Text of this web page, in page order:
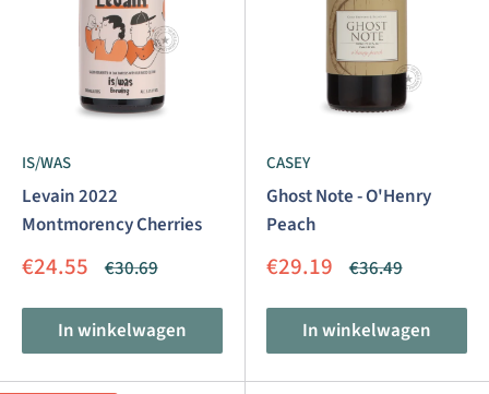
IS/WAS
Levain 2022
Montmorency Cherries
Aanbiedingsprijs
€24.55 Normale
€30.69
In winkelwagen
CASEY
Ghost Note - O'Henry
Peach
Aanbiedingsprijs
€29.19 Normale
€36.49
In winkelwagen